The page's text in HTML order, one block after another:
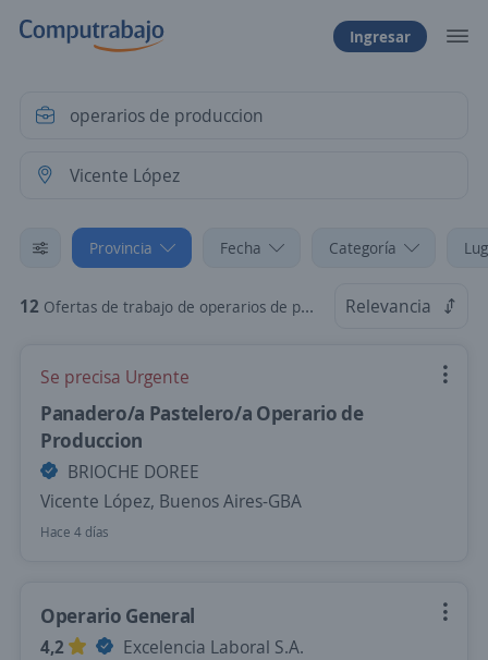
Ingresar
Provincia Fecha Categoría
12 Ofertas de trabajo de operarios de produccion en Vicente López, Buenos Aires-GBA Relevancia
Se precisa Urgente
Panadero/a Pastelero/a Operario de
Produccion
BRIOCHE DOREE
Vicente López, Buenos Aires-GBA
Hace 4 días
Operario General
4,2
Excelencia Laboral S.A.